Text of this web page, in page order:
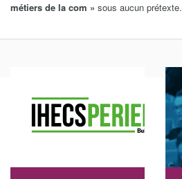
métiers de la com » sous aucun prétexte.